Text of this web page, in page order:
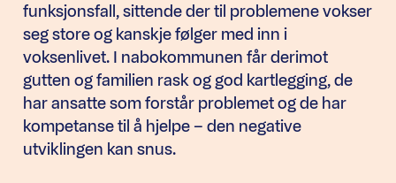
funksjonsfall, sittende der til problemene vokser
seg store og kanskje følger med inn i
voksenlivet. I nabokommunen får derimot
gutten og familien rask og god kartlegging, de
har ansatte som forstår problemet og de har
kompetanse til å hjelpe – den negative
utviklingen kan snus.